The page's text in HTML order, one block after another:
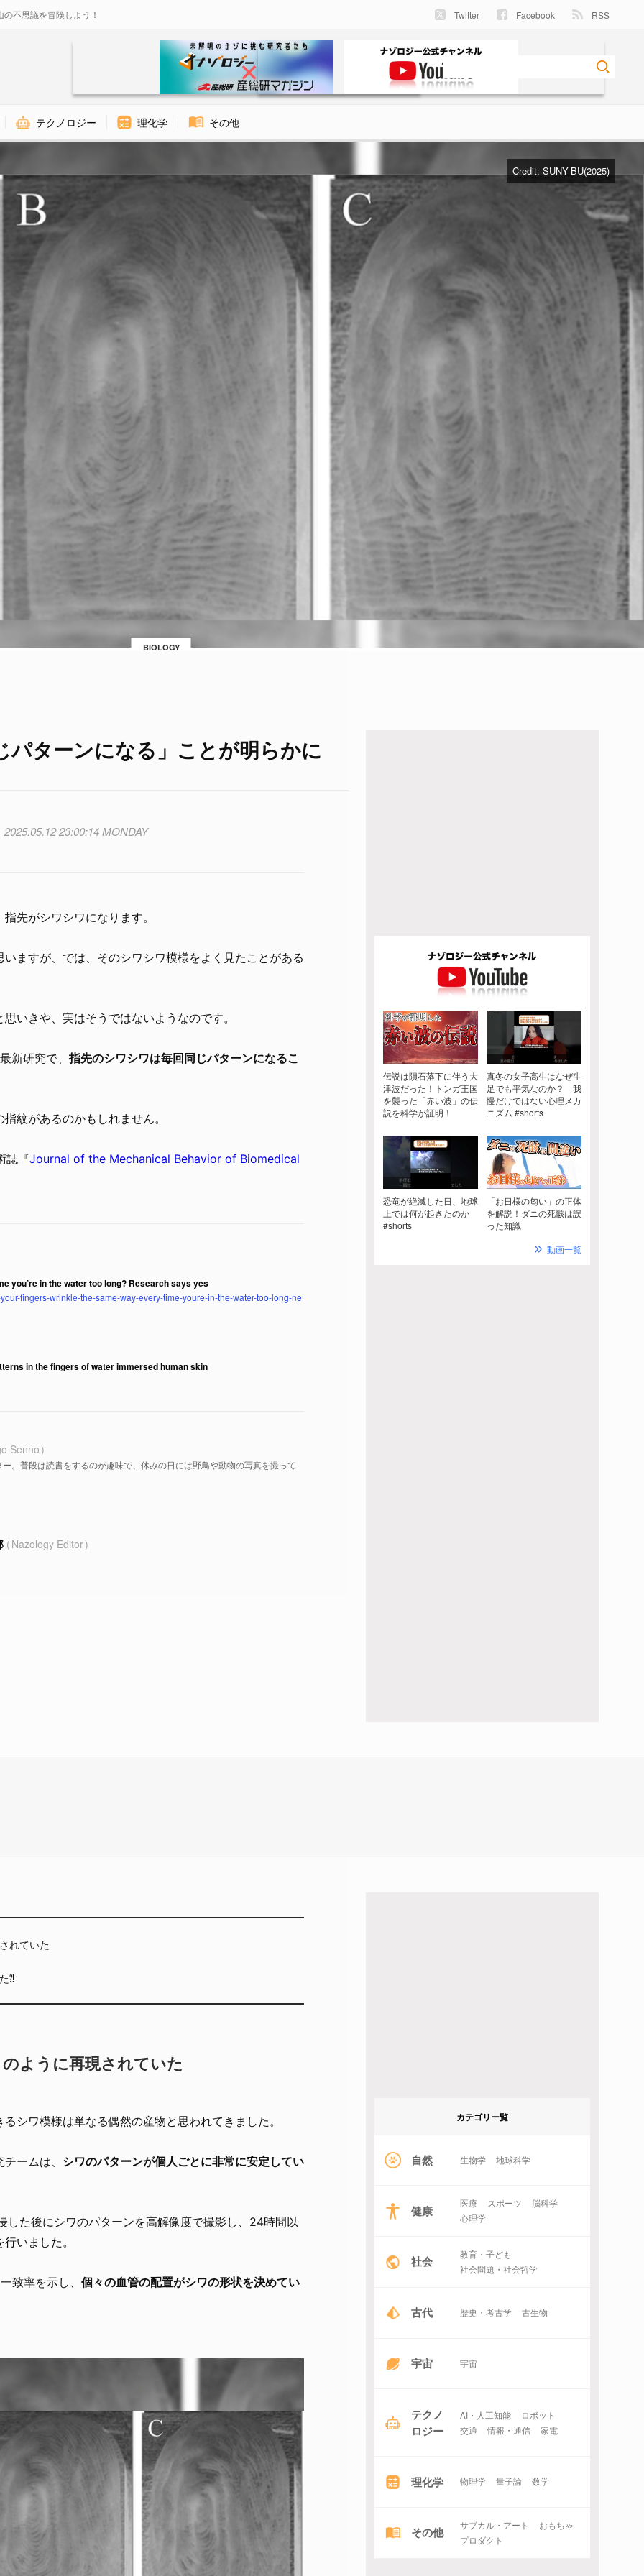
不思議を冒険しよう！ Twitter Facebook RSS
テクノロジー 理化学 その他
Credit: SUNY-BU(2025)
BIOLOGY
パターンになる」ことが明らかに
2025.05.12 23:00:14 MONDAY
先がシワシワになります。
ますが、では、そのシワシワ模様をよく見たことがある
いきや、実はそうではないようなのです。
新研究で、 指先のシワシワは毎回同じパターンになるこ
紋があるのかもしれません。
誌『Journal of the Mechanical Behavior of Biomedical
you’re in the water too long? Research says yes
fingers-wrinkle-the-same-way-every-time-youre-in-the-water-too-long-ne
in the fingers of water immersed human skin
Senno
。普段は読書をするのが趣味で、休みの日には野鳥や動物の写真を撮って
Nazology Editor
伝説は隕石落下に伴う大
津波だった！トンガ王国
を襲った「赤い波」の伝
説を科学が証明！
真冬の女子高生はなぜ生
足でも平気なのか？ 我
慢だけではない心理メカ
ニズム #shorts
恐竜が絶滅した日、地球
上では何が起きたのか
#shorts
「お日様の匂い」の正体
を解説！ダニの死骸は誤
った知識
動画一覧
れていた
⁈
ように再現されていた
シワ模様は単なる偶然の産物と思われてきました。
ームは、 シワのパターンが個人ごとに非常に安定してい
た後にシワのパターンを高解像度で撮影し、24時間以
いました。
致率を示し、 個々の血管の配置がシワの形状を決めてい
カテゴリー覧
自然 生物学 地球科学
健康 医療 スポーツ
脳科学
心理学
社会
教育・子ども
社会問題・社会哲学
古代 歴史・考古学 古生物
宇宙 宇宙
テクノ
ロジー
AI・人工知能
ロボット
交通
情報・通信 家電
理化学 物理学 量子論 数学
その他 サブカル・アート
おもちゃ
プロダクト